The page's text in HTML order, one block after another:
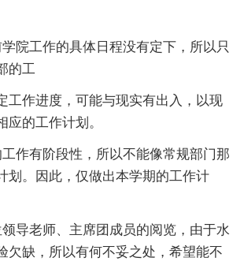
工作的具体日程没有定下，所以只
的工
作进度，可能与现实有出入，以现
应的工作计划。
有阶段性，所以不能像常规部门那
划。因此，仅做出本学期的工作计
老师、主席团成员的阅览，由于水
欠缺，所以有何不妥之处，希望能不